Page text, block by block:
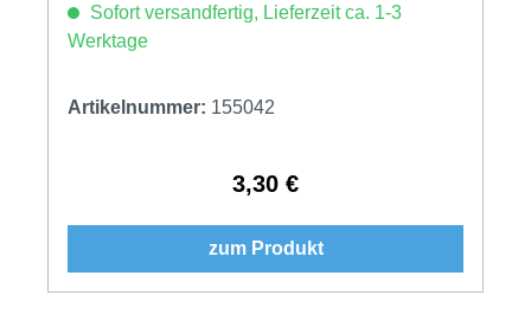
Sofort versandfertig, Lieferzeit ca. 1-3
Werktage
Artikelnummer: 155042
Regulärer Preis:
3,30 €
zum Produkt